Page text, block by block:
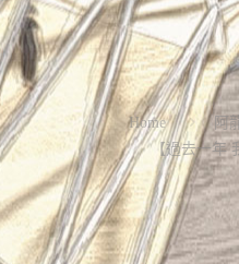
Home
阿
【過去一年